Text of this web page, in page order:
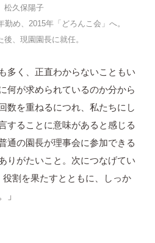
久保陽子
め、2015年「どろんこ会」へ。
、現園園長に就任。
多く、正直わからないこともい
何が求められているのか分から
数を重ねるにつれ、私たちにし
することに意味があると感じる
通の園長が理事会に参加できる
りがたいこと。次につなげてい
割を果たすとともに、しっか
」